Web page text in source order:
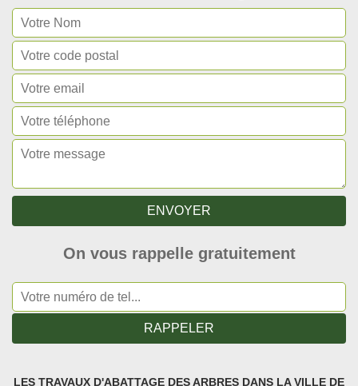
On vous rappelle gratuitement
LES TRAVAUX D'ABATTAGE DES ARBRES DANS LA VILLE DE